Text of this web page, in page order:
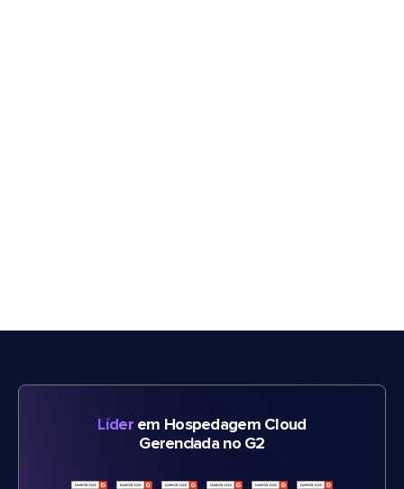
Líderem Hospedagem Cloud
Gerenciada no G2